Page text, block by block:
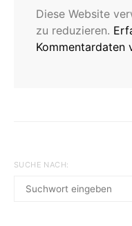
Diese Website
zu reduzieren.
Kommentardaten
SUCHE NACH: